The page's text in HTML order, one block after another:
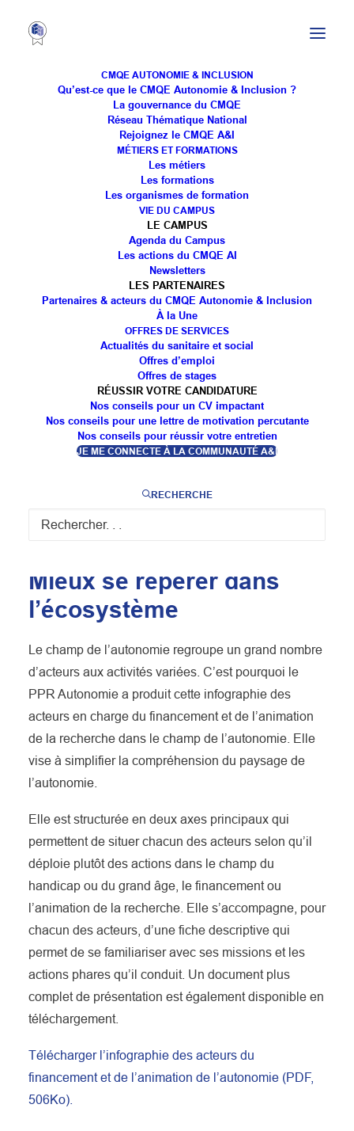
CMQE AUTONOMIE & INCLUSION
Qu’est-ce que le CMQE Autonomie & Inclusion ?
La gouvernance du CMQE
Réseau Thématique National
Rejoignez le CMQE A&I
MÉTIERS ET FORMATIONS
Les métiers
Les formations
Les organismes de formation
VIE DU CAMPUS
LE CAMPUS
Agenda du Campus
Les actions du CMQE AI
Newsletters
LES PARTENAIRES
Partenaires & acteurs du CMQE Autonomie & Inclusion
À la Une
OFFRES DE SERVICES
Actualités du sanitaire et social
Offres d’emploi
Offres de stages
RÉUSSIR VOTRE CANDIDATURE
Nos conseils pour un CV impactant
Nos conseils pour une lettre de motivation percutante
Nos conseils pour réussir votre entretien
JE ME CONNECTE À LA COMMUNAUTÉ A&I
RECHERCHE
Publication d’une
infographie des acteurs
en charge du financement
et de l’animation de la
recherche dans le champ
de l’autonomie
Financement ou animation de la recherche ?
Dans le champ du handicap ou du grand âge ?
au développement et à la structuration de la
principales missions et actions phares.
Mieux se repérer dans
l’écosystème
Le champ de l’autonomie regroupe un grand nombre
d’acteurs aux activités variées. C’est pourquoi le
PPR Autonomie a produit cette infographie des
acteurs en charge du financement et de l’animation
de la recherche dans le champ de l’autonomie. Elle
vise à simplifier la compréhension du paysage de
l’autonomie.
Elle est structurée en deux axes principaux qui
permettent de situer chacun des acteurs selon qu’il
déploie plutôt des actions dans le champ du
handicap ou du grand âge, le financement ou
l’animation de la recherche. Elle s’accompagne, pour
chacun des acteurs, d’une fiche descriptive qui
permet de se familiariser avec ses missions et les
actions phares qu’il conduit. Un document plus
complet de présentation est également disponible en
téléchargement.
Télécharger l’infographie des acteurs du
financement et de l’animation de l’autonomie (PDF,
506Ko).